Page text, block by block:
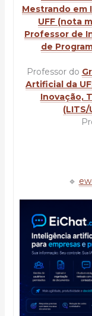
Mestrando em
UFF (nota
Professor de
de
Professor do
Artificial da
Inovação,
(LITS/
🔹